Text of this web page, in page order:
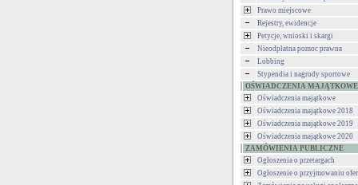
Prawo miejscowe
Rejestry, ewidencje
Petycje, wnioski i skargi
Nieodpłatna pomoc prawna
Lobbing
Stypendia i nagrody sportowe
OŚWIADCZENIA MAJĄTKOWE
Oświadczenia majątkowe
Oświadczenia majątkowe 2018
Oświadczenia majątkowe 2019
Oświadczenia majątkowe 2020
ZAMÓWIENIA PUBLICZNE
Ogłoszenia o przetargach
Ogłoszenie o przyjmowaniu